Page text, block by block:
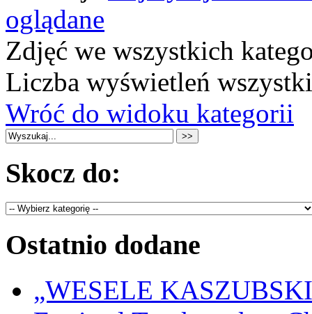
oglądane
Zdjęć we wszystkich
Liczba wyświetleń
Wróć do widoku kategorii
Skocz do:
Ostatnio dodane
„WESELE